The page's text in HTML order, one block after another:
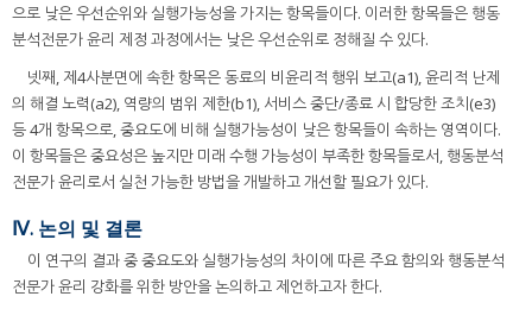
으로 낮은 우선순위와 실행가능성을 가지는 항목들이다. 이러한 항목들은 행동
분석전문가 윤리 제정 과정에서는 낮은 우선순위로 정해질 수 있다.
넷째, 제4사분면에 속한 항목은 동료의 비윤리적 행위 보고(a1), 윤리적 난제
의 해결 노력(a2), 역량의 범위 제한(b1), 서비스 중단/종료 시 합당한 조치(e3)
등 4개 항목으로, 중요도에 비해 실행가능성이 낮은 항목들이 속하는 영역이다.
이 항목들은 중요성은 높지만 미래 수행 가능성이 부족한 항목들로서, 행동분석
전문가 윤리로서 실천 가능한 방법을 개발하고 개선할 필요가 있다.
Ⅳ. 논의 및 결론
이 연구의 결과 중 중요도와 실행가능성의 차이에 따른 주요 함의와 행동분석
전문가 윤리 강화를 위한 방안을 논의하고 제언하고자 한다.